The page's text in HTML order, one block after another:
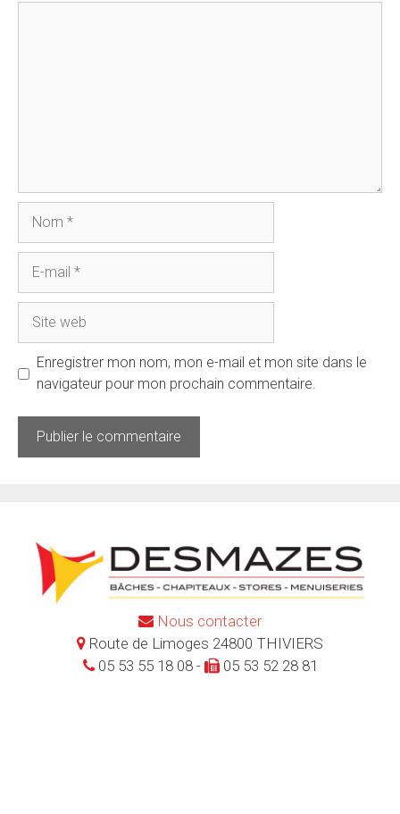
mail
web
Enregistrer mon nom, mon e-mail et mon site dans le
navigateur pour mon prochain commentaire.
Nous contacter
Route de Limoges 24800 THIVIERS
05 53 55 18 08 -
05 53 52 28 81